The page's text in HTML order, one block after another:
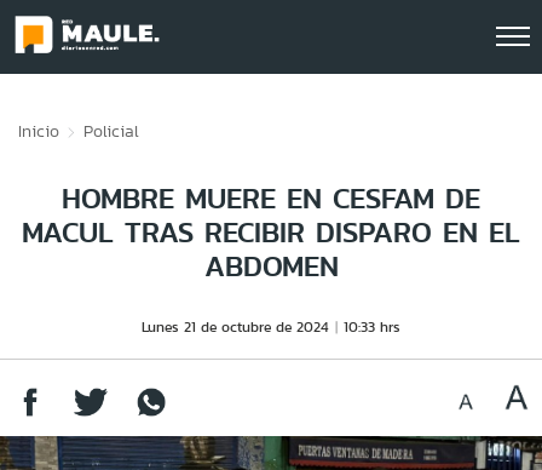
Inicio Policial
HOMBRE MUERE EN CESFAM DE
MACUL TRAS RECIBIR DISPARO EN EL
ABDOMEN
Lunes 21 de octubre de 2024 10:33 hrs